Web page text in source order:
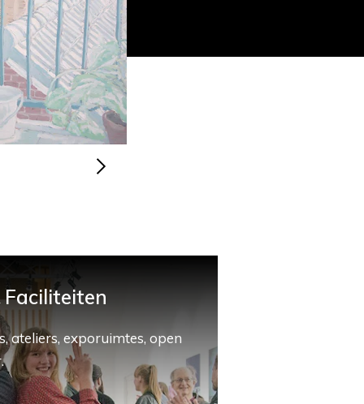
ateliers, exporuimtes, open